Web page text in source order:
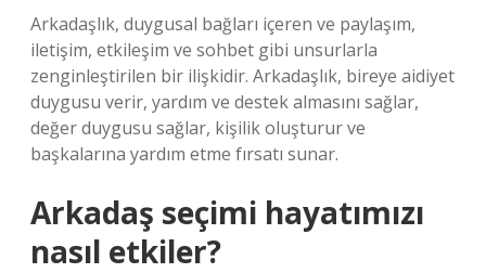
Arkadaşlık, duygusal bağları içeren ve paylaşım,
iletişim, etkileşim ve sohbet gibi unsurlarla
zenginleştirilen bir ilişkidir. Arkadaşlık, bireye aidiyet
duygusu verir, yardım ve destek almasını sağlar,
değer duygusu sağlar, kişilik oluşturur ve
başkalarına yardım etme fırsatı sunar.
Arkadaş seçimi hayatımızı
nasıl etkiler?